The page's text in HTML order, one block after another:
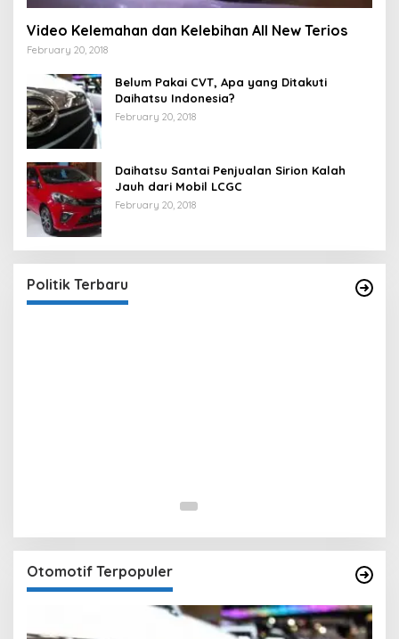
Video Kelemahan dan Kelebihan All New Terios
February 20, 2018
Belum Pakai CVT, Apa yang Ditakuti
Daihatsu Indonesia?
February 20, 2018
Daihatsu Santai Penjualan Sirion Kalah
Jauh dari Mobil LCGC
February 20, 2018
Politik Terbaru
Yasin
In Berita, Politik |
Otomotif Terpopuler